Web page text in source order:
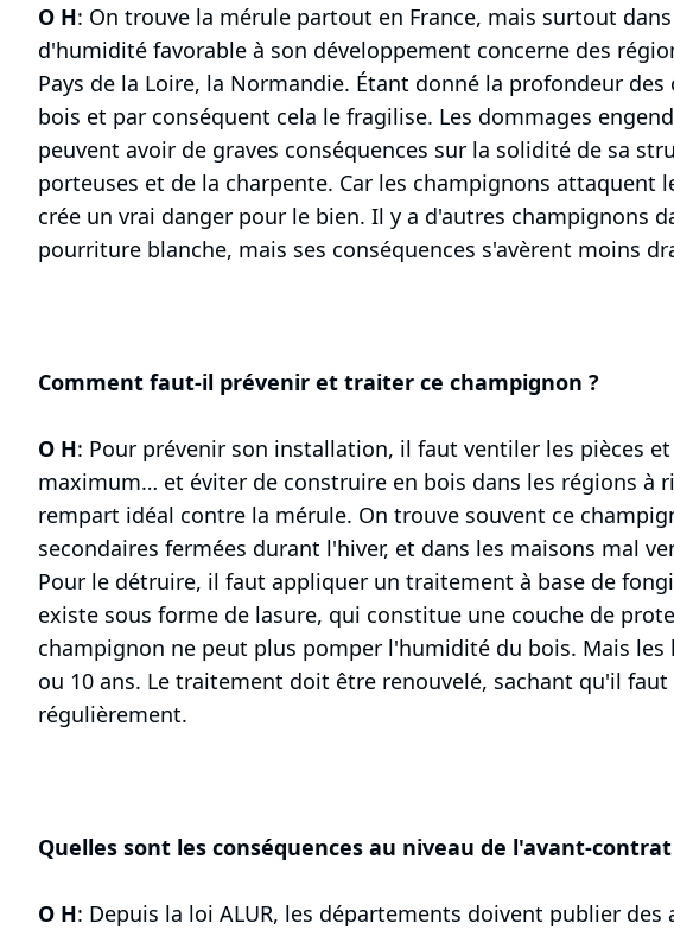
O H: On trouve la mérule partout en France, mais surtout
d'humidité favorable à son développement concerne des
Pays de la Loire, la Normandie. Étant donné la profondeur
bois et par conséquent cela le fragilise. Les dommages
peuvent avoir de graves conséquences sur la solidité de sa
porteuses et de la charpente. Car les champignons attaquent
crée un vrai danger pour le bien. Il y a d'autres champignons
pourriture blanche, mais ses conséquences s'avèrent moins
Comment faut-il prévenir et traiter ce champignon ?
O H: Pour prévenir son installation, il faut ventiler les pièces
maximum… et éviter de construire en bois dans les régions à
rempart idéal contre la mérule. On trouve souvent ce
secondaires fermées durant l'hiver, et dans les maisons mal
Pour le détruire, il faut appliquer un traitement à base de
existe sous forme de lasure, qui constitue une couche de
champignon ne peut plus pomper l'humidité du bois. Mais les
ou 10 ans. Le traitement doit être renouvelé, sachant qu'il
régulièrement.
Quelles sont les conséquences au niveau de l'avant-contrat
O H: Depuis la loi ALUR, les départements doivent publier